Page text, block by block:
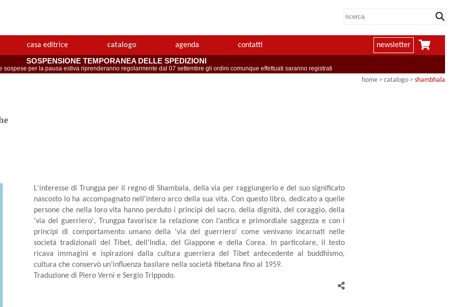
casa editrice catalogo agenda contatti newsletter
SOSPENSIONE TEMPORANEA DELLE SPEDIZIONI
sospese per la pausa estiva riprenderanno regolarmente dal 07 settembre gli ordini comunque effettuati saranno registrati
home > catalogo > shambhala
L'interesse di Trungpa per il regno di Shambala, della via per raggiungerlo e del suo significato
nascosto lo ha accompagnato nell'intero arco della sua vita. Con questo libro, dedicato a quelle
persone che nella loro vita hanno perduto i principi del sacro, della dignità, del coraggio, della
'via del guerriero', Trungpa favorisce la relazione con l’antica e primordiale saggezza e con i
principi di comportamento umano della 'via del guerriero' come venivano incarnati nelle
società tradizionali del Tibet, dell'India, del Giappone e della Corea. In particolare, il testo
ricava immagini e ispirazioni dalla cultura guerriera del Tibet antecedente al buddhismo,
cultura che conservò un’influenza basilare nella società tibetana fino al 1959.
Traduzione di Piero Verni e Sergio Trippodo.